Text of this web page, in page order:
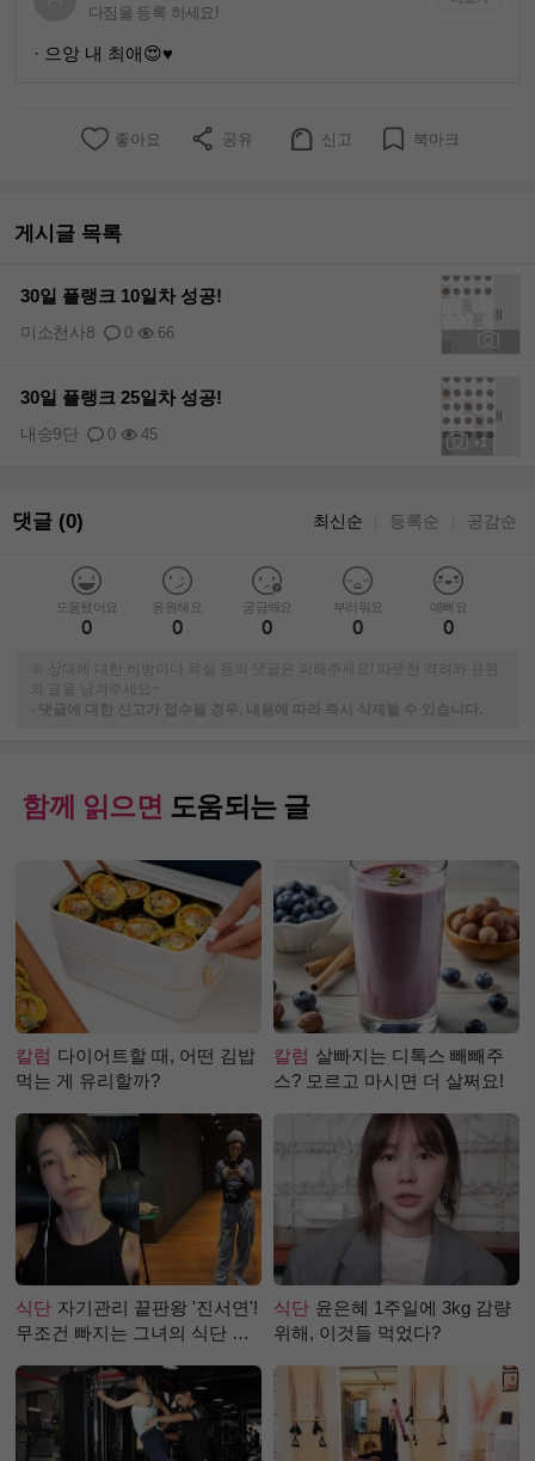
다짐을 등록 하세요!
· 으앙 내 최애😍♥️
좋아요 공유 신고 북마크
게시글 목록
30일 플랭크 10일차 성공!
0 66
미소천사8
+1
30일 플랭크 25일차 성공!
0 45
내숭9단
댓글 (0) 최신순 등록순 공감순
도움됐어요
0
응원해요
0
궁금해요
0
부러워요
0
예뻐요
0
※ 상대에 대한 비방이나 욕설 등의 댓글은 피해주세요! 따뜻한 격려와 응원
-
댓글에 대한 신고가 접수될 경우, 내용에 따라 즉시 삭제될 수 있습니다.
함께 읽으면 도움되는 글
칼럼 다이어트할 때, 어떤 김밥
먹는 게 유리할까?
칼럼 살빠지는 디톡스 빼빼주
스? 모르고 마시면 더 살쩌요!
식단 자기관리 끝판왕 '진서연'!
무조건 빠지는 그녀의 식단 정
식단 윤은혜 1주일에 3kg 감량
위해, 이것들 먹었다?